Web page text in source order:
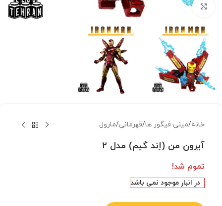
بزرگنمایی تصویر
خانه/مینی فیگور ها/قهرمانی/مارول
آیرون من (اِند گیم) مدل ۲
تموم شد!
در انبار موجود نمی باشد